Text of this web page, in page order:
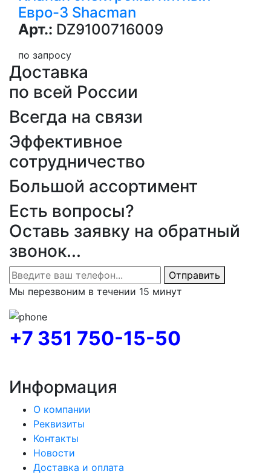
Евро-3 Shacman
Арт.: DZ9100716009
по запросу
Доставка
по всей России
Всегда на связи
Эффективное
сотрудничество
Большой ассортимент
Есть вопросы?
Оставь заявку на обратный
звонок...
Отправить
Мы перезвоним в течении 15 минут
+7 351 750-15-50
Информация
О компании
Реквизиты
Контакты
Новости
Доставка и оплата